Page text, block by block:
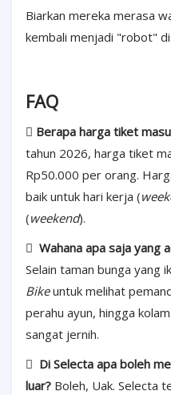
Biarkan mereka merasa
kembali menjadi "robot"
FAQ
 Berapa harga tiket
tahun 2026, harga tiket
Rp50.000 per orang.
baik untuk hari kerja (
(weekend).
 Wahana apa saja yang
Selain taman bunga yang
Bikeuntuk melihat
perahu ayun, hingga
sangat jernih.
 Di Selecta apa boleh
luar? Boleh, Uak. Selecta